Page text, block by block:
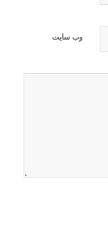
وب‌ سایت